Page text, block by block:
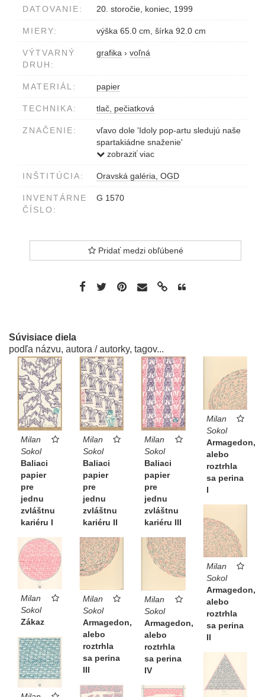
DATOVANIE: 20. storočie, koniec, 1999
MIERY: výška 65.0 cm, šírka 92.0 cm
VÝTVARNÝ
DRUH:
grafika › voľná
MATERIÁL: papier
TECHNIKA: tlač, pečiatková
ZNAČENIE:
vľavo dole 'Idoly pop-artu sledujú naše
spartakiádne snaženie'
vpravo dole 1/1 Milan Sokol '99
zobraziť viac
INŠTITÚCIA: Oravská galéria, OGD
INVENTÁRNE
ČÍSLO:
G 1570
Pridať medzi obľúbené
Súvisiace diela
podľa názvu, autora / autorky, tagov...
Milan
Sokol
Baliaci
papier
pre
jednu
zvláštnu
kariéru I
Milan
Sokol
Baliaci
papier
pre
jednu
zvláštnu
kariéru II
Milan
Sokol
Baliaci
papier
pre
jednu
zvláštnu
kariéru III
Milan
Sokol
Armagedon,
alebo
roztrhla
sa perina
I
Milan
Sokol
Armagedon,
alebo
roztrhla
sa perina
II
Milan
Sokol
Armagedon,
alebo
roztrhla
sa perina
III
Milan
Sokol
Armagedon,
alebo
roztrhla
sa perina
IV
Milan
Sokol
Zákaz